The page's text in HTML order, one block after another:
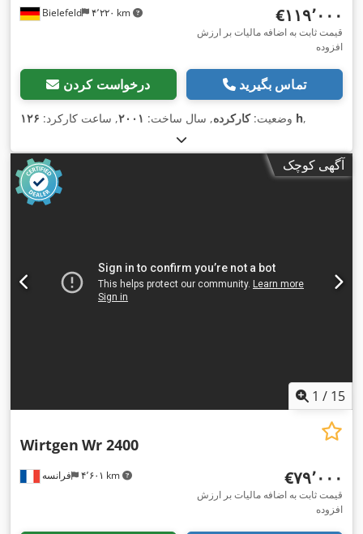
Bielefeld ۴٬۲۲۰ km ‎€۱۱۹٬۰۰۰
قیمت ثابت به اضافه مالیات بر ارزش
افزوده
درخواست کردن تماس بگیرید
وضعیت:کارکرده, سال ساخت: ۲۰۰۱, ساعت کارکرد: ۱۲۶ h,
آگهی کوچک
1 / 15
فرانسه ۴٬۶۰۱ km
Wirtgen Wr 2400
‎€۷۹٬۰۰۰
قیمت ثابت به اضافه مالیات بر ارزش
افزوده